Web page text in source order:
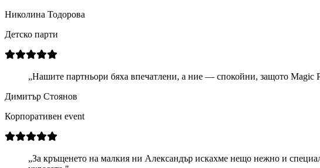
Николина Тодорова
Детско парти
„Нашите партньори бяха впечатлени, а ние — спокойни, защото Magic
Димитър Стоянов
Корпоративен event
„За кръщенето на малкия ни Александър искахме нещо нежно и